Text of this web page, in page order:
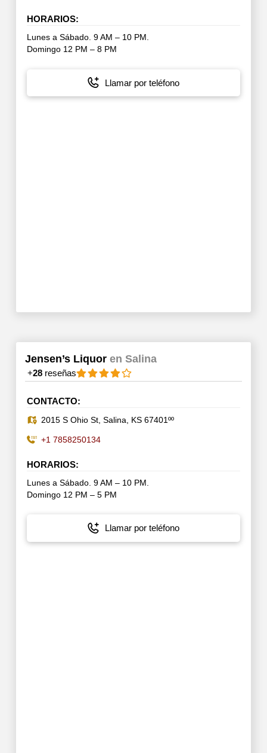
HORARIOS:
Lunes a Sábado. 9 AM – 10 PM.
Domingo 12 PM – 8 PM
Llamar por teléfono
Jensen’s Liquor en Salina
+28reseñas
CONTACTO:
2015 S Ohio St, Salina, KS 67401ºº
+1 7858250134
HORARIOS:
Lunes a Sábado. 9 AM – 10 PM.
Domingo 12 PM – 5 PM
Llamar por teléfono